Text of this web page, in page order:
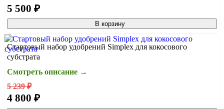
5 500 ₽
В корзину
Стартовый набор удобрений Simplex для кокосового
субстрата
Смотреть описание →
5 239 ₽
4 800 ₽